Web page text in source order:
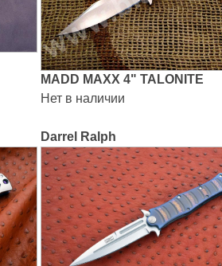
MADD MAXX 4" TALONITE
Нет в наличии
Darrel Ralph